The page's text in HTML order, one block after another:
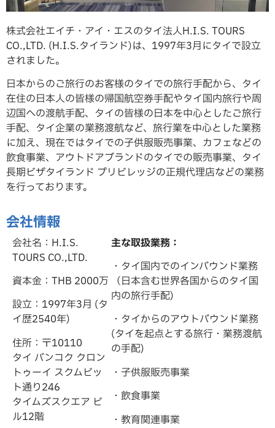
株式会社エイチ・アイ・エスのタイ法人H.I.S. TOURS
CO.,LTD. (H.I.S.タイランド)は、1997年3月にタイで設立
されました。
日本からのご旅行のお客様のタイでの旅行手配から、タイ
在住の日本人の皆様の帰国航空券手配やタイ国内旅行や周
辺国への渡航手配、タイの皆様の日本を中心としたご旅行
手配、タイ企業の業務渡航など、旅行業を中心とした業務
に加え、現在ではタイでの子供服販売事業、カフェなどの
飲食事業、アウトドアブランドのタイでの販売事業、タイ
長期ビザタイランド プリビレッジの正規代理店などの業務
を行っております。
会社情報
会社名：H.I.S.
TOURS CO.,LTD.
資本金：THB 2000万
設立：1997年3月 (タ
イ歴2540年)
住所：〒10110
タイ バンコク クロン
トゥーイ スクムビッ
ト通り246
タイムズスクエア ビ
ル12階
主な取扱業務：
・タイ国内でのインバウンド業務
（日本含む世界各国からのタイ国
内の旅行手配)
・タイからのアウトバウンド業務
(タイを起点とする旅行・業務渡航
の手配)
・子供服販売事業
・飲食事業
・教育関連事業